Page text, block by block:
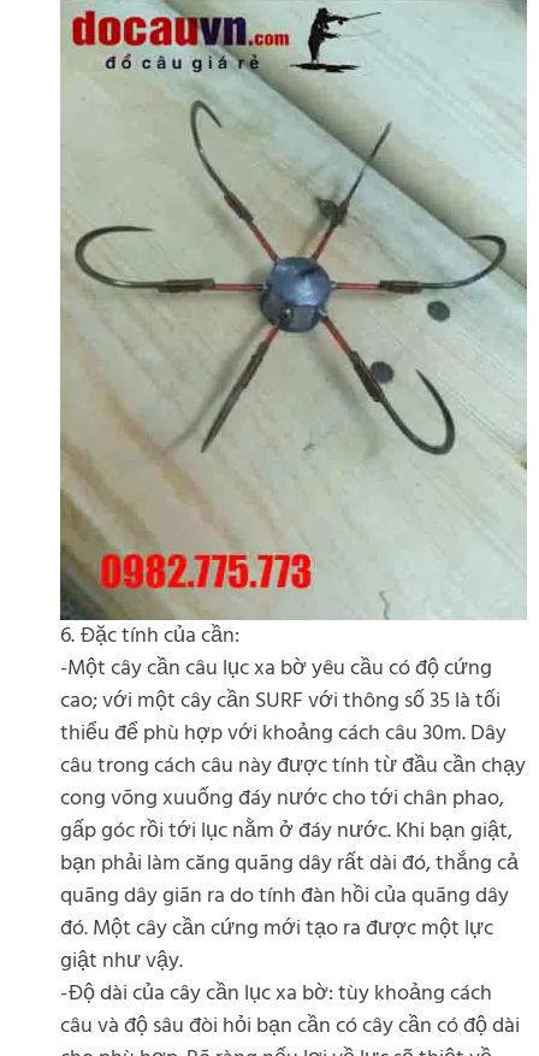
6. Đặc tính của cần:
-Một cây cần câu lục xa bờ yêu cầu có độ cứng
cao; với một cây cần SURF với thông số 35 là tối
thiểu để phù hợp với khoảng cách câu 30m. Dây
câu trong cách câu này được tính từ đầu cần chạy
cong võng xuuống đáy nước cho tới chân phao,
gấp góc rồi tới lục nằm ở đáy nước. Khi bạn giật,
bạn phải làm căng quãng dây rất dài đó, thắng cả
quãng dây giãn ra do tính đàn hồi của quãng dây
đó. Một cây cần cứng mới tạo ra được một lực
giật như vậy.
-Độ dài của cây cần lục xa bờ: tùy khoảng cách
câu và độ sâu đòi hỏi bạn cần có cây cần có độ dài